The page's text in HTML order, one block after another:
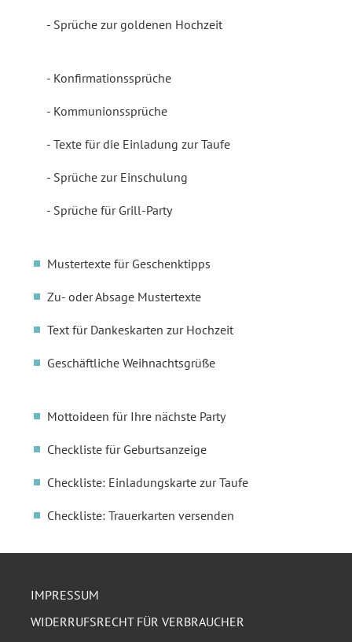
Sprüche zur goldenen Hochzeit
Konfirmationssprüche
Kommunionssprüche
Texte für die Einladung zur Taufe
Sprüche zur Einschulung
Sprüche für Grill-Party
Mustertexte für Geschenktipps
Zu- oder Absage Mustertexte
Text für Dankeskarten zur Hochzeit
Geschäftliche Weihnachtsgrüße
Mottoideen für Ihre nächste Party
Checkliste für Geburtsanzeige
Checkliste: Einladungskarte zur Taufe
Checkliste: Trauerkarten versenden
IMPRESSUM
WIDERRUFSRECHT FÜR VERBRAUCHER